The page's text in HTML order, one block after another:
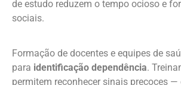
de estudo reduzem o tempo ocioso e
sociais.
Formação de docentes e equipes de
para identificação dependência.
permitem reconhecer sinais precoces —